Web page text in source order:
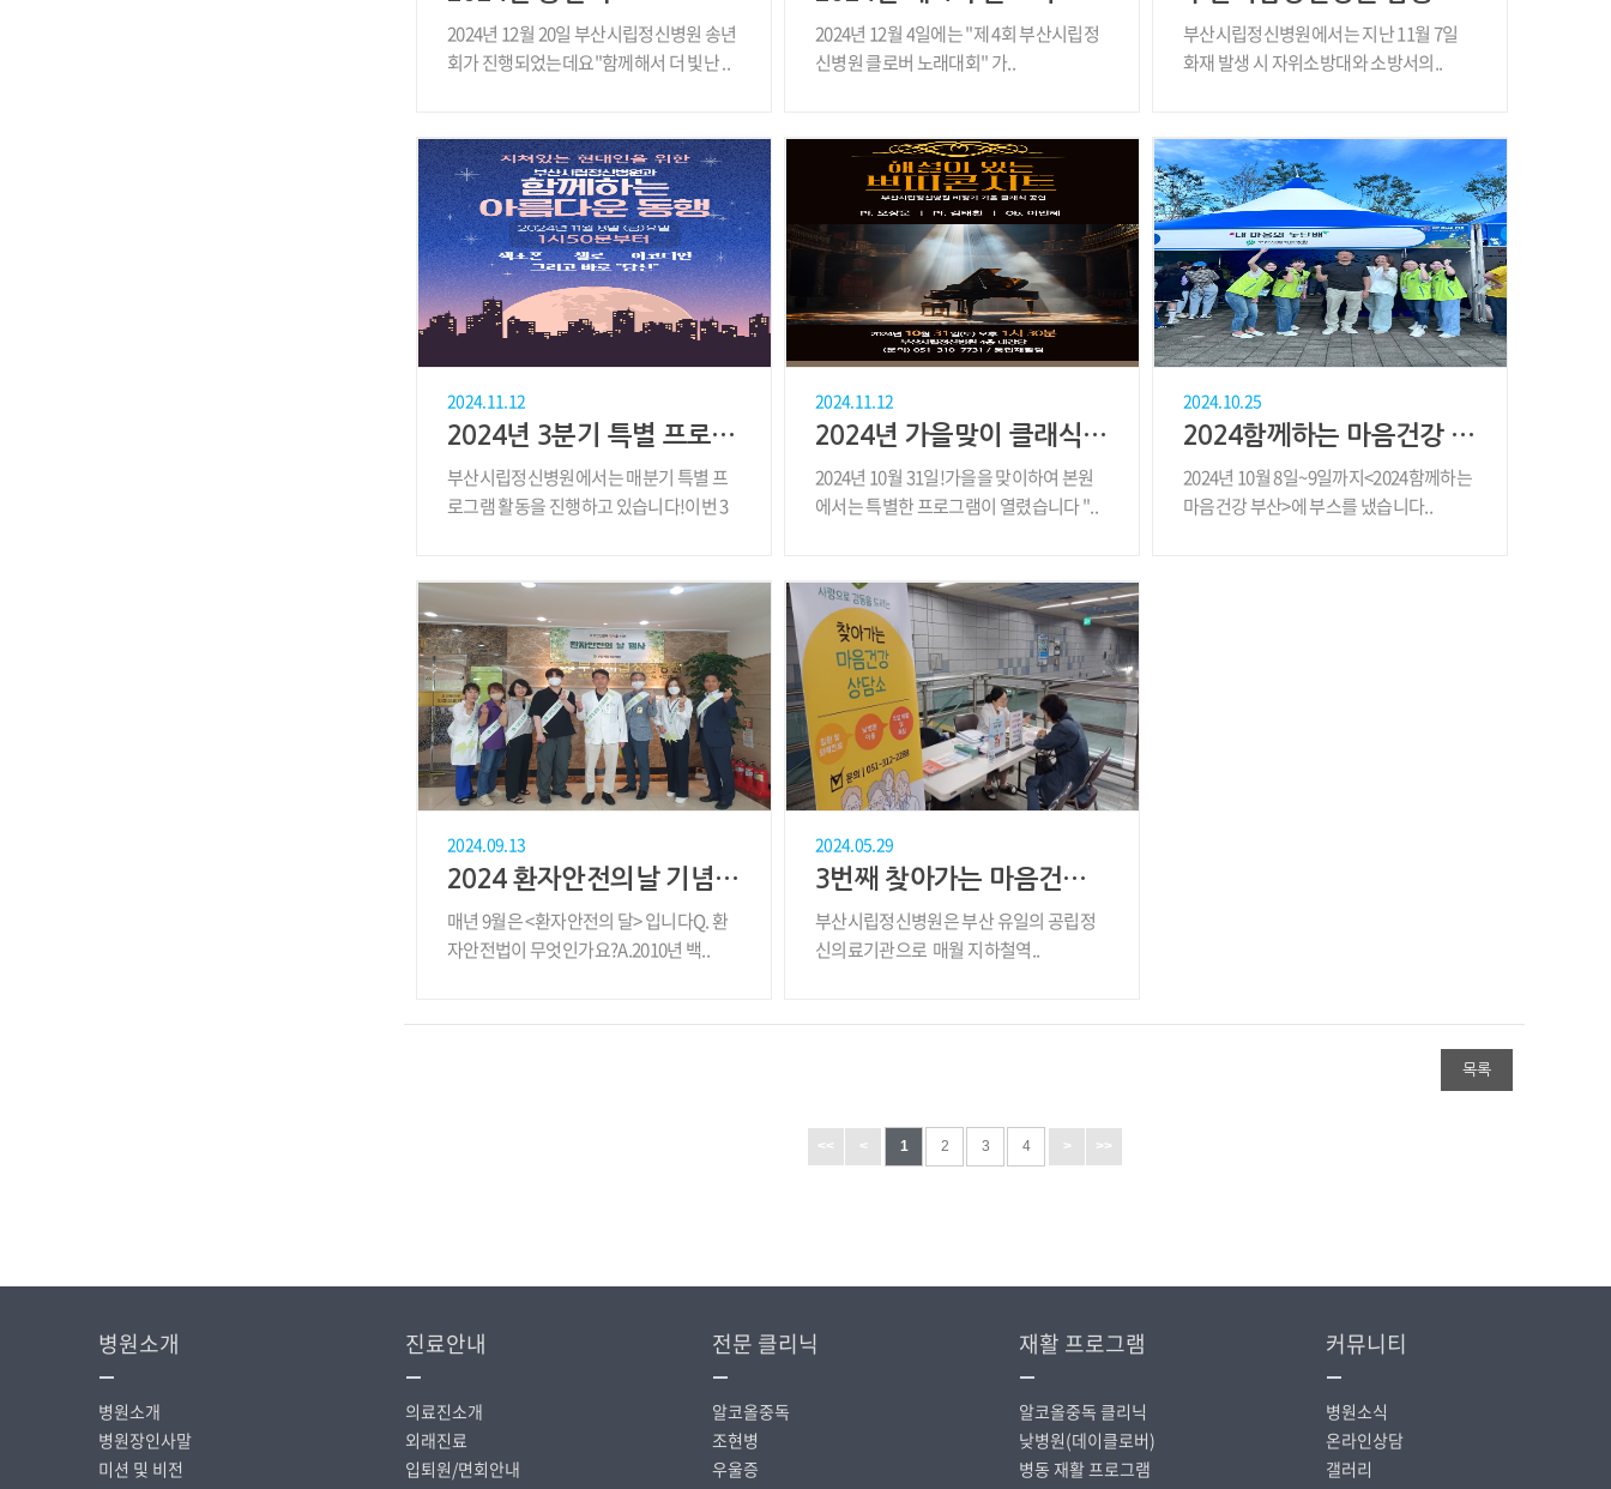
2024년 12월 20일 부산시립정신병원 송년
회가 진행되었는데요"함께해서 더 빛난 ..
2024년 12월 4일에는 "제 4회 부산시립정
신병원 클로버 노래대회" 가..
부산시립정신병원에서는 지난 11월 7일
화재 발생 시 자위소방대와 소방서의..
2024.11.12
2024년 3분기 특별 프로그램 "함께하는 아름다운 동행"
부산시립정신병원에서는 매분기 특별 프
로그램 활동을 진행하고 있습니다!이번 3
2024.11.12
2024년 가을맞이 클래식 공연 "해설이 있는 쁘띠콘서트" 공연
2024년 10월 31일!가을을 맞이하여 본원
에서는 특별한 프로그램이 열렸습니다 "..
2024.10.25
2024함께하는 마음건강 부산에 참여하고 왔습니다
2024년 10월 8일~9일까지<2024함께하는
마음건강 부산>에 부스를 냈습니다..
2024.09.13
2024 환자안전의날 기념행사
매년 9월은 <환자안전의 달> 입니다Q. 환
자안전법이 무엇인가요?A.2010년 백..
2024.05.29
3번째 찾아가는 마음건강 상담소 - 주례역
부산시립정신병원은 부산 유일의 공립정
신의료기관으로 매월 지하철역..
목록
<< < 1 2 3 4 > >>
병원소개
병원소개
병원장인사말
미션 및 비전
진료안내
의료진소개
외래진료
입퇴원/면회안내
전문 클리닉
알코올중독
조현병
우울증
재활 프로그램
알코올중독 클리닉
낮병원(데이클로버)
병동 재활 프로그램
커뮤니티
병원소식
온라인상담
갤러리